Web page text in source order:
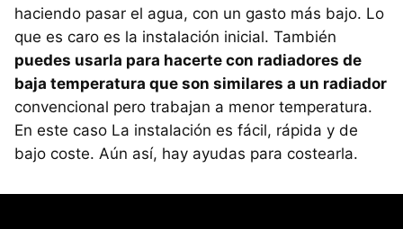
haciendo pasar el agua, con un gasto más bajo. Lo
que es caro es la instalación inicial. También
puedes usarla para hacerte con radiadores de
baja temperatura que son similares a un radiador
convencional pero trabajan a menor temperatura.
En este caso La instalación es fácil, rápida y de
bajo coste. Aún así, hay ayudas para costearla.